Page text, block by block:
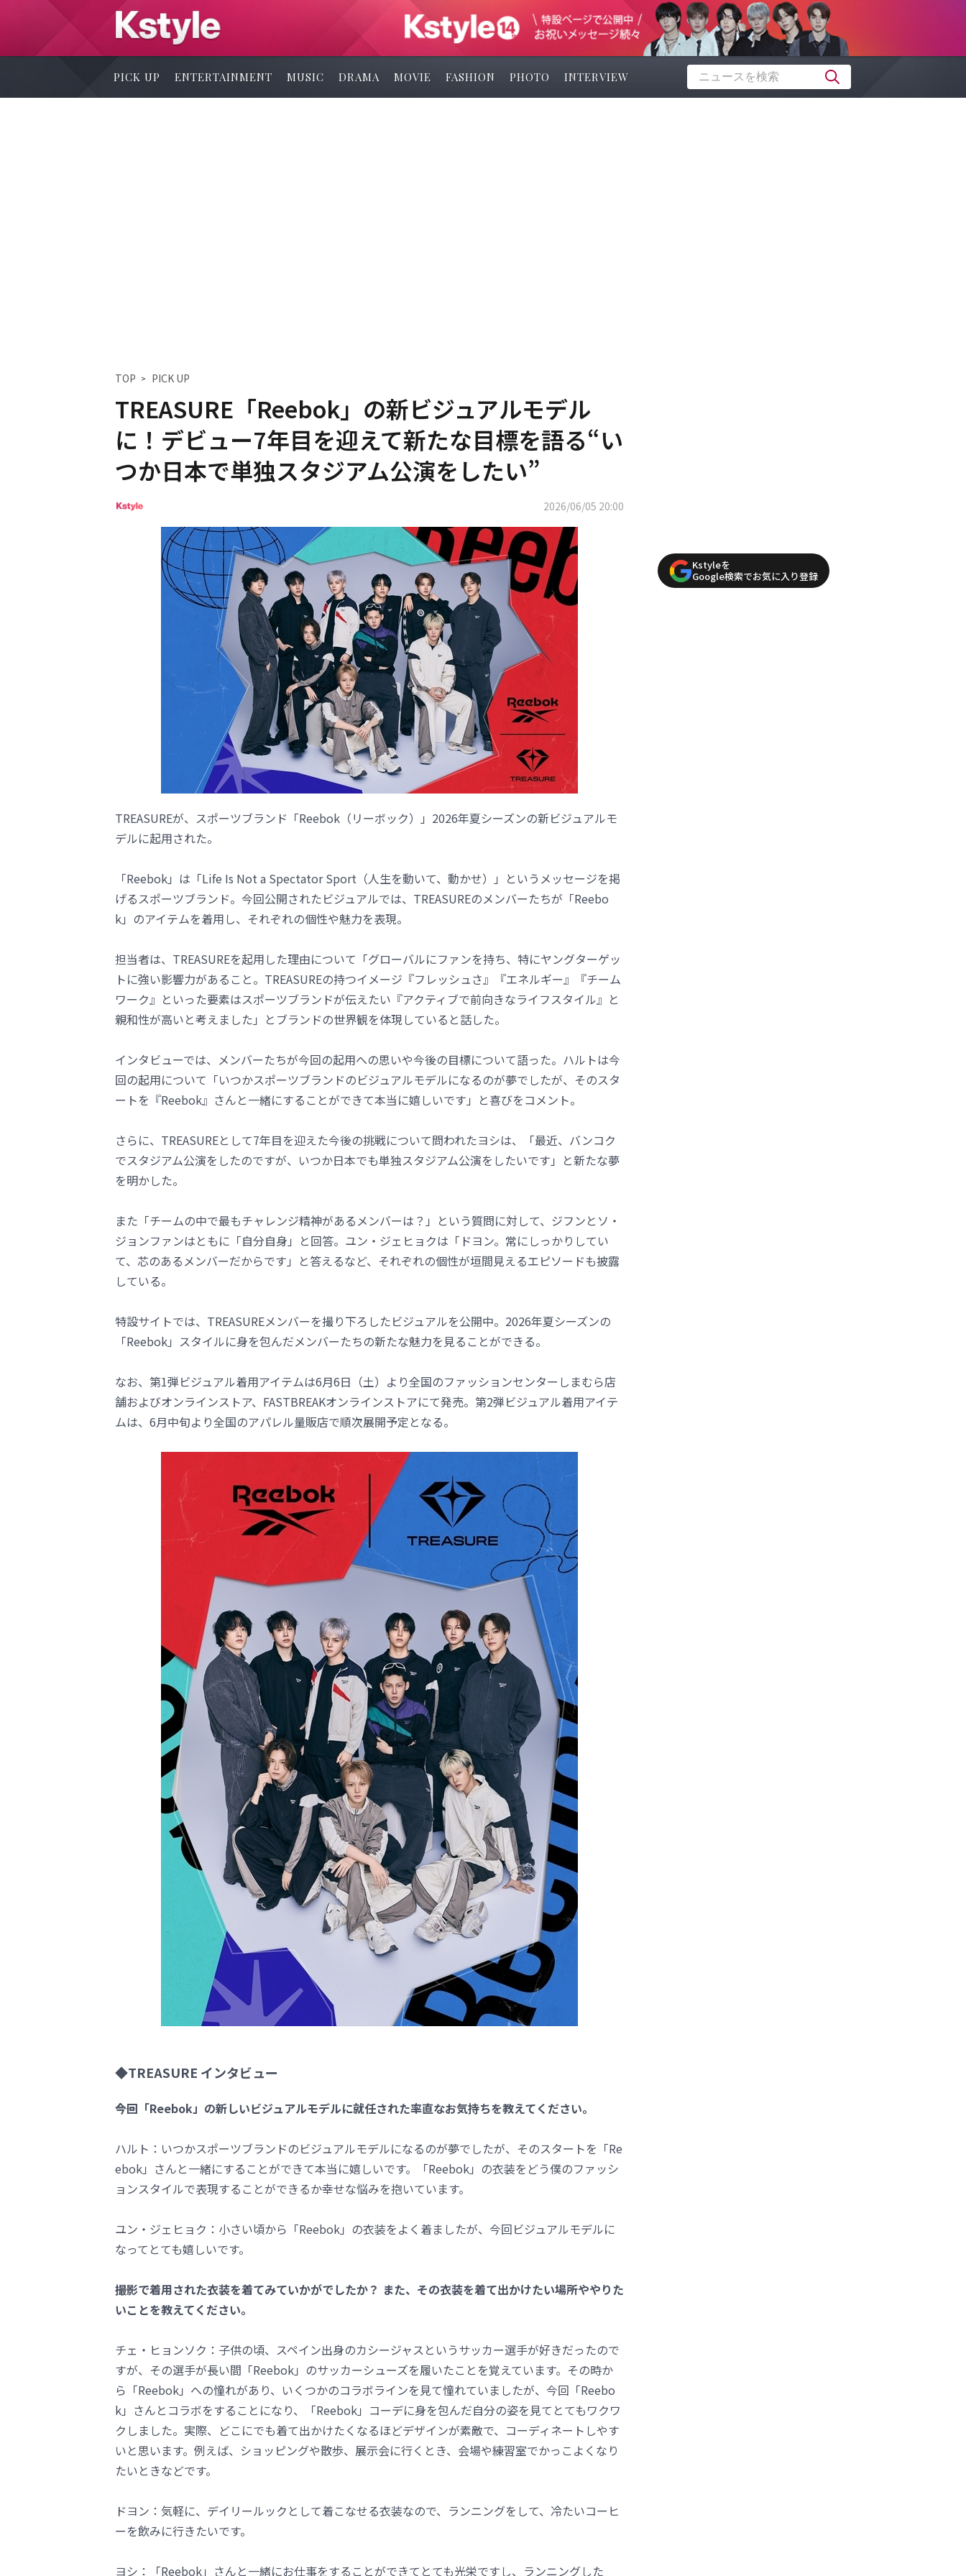
PICK UP ENTERTAINMENT MUSIC DRAMA MOVIE FASHION PHOTO INTERVIEW
TOP PICK UP
TREASURE「Reebok」の新ビジュアルモデル
に！デビュー7年目を迎えて新たな目標を語る“い
つか日本で単独スタジアム公演をしたい”
2026/06/05 20:00
TREASUREが、スポーツブランド「Reebok（リーボック）」2026年夏シーズンの新ビジュアルモ
デルに起用された。
「Reebok」は「Life Is Not a Spectator Sport（人生を動いて、動かせ）」というメッセージを掲
げるスポーツブランド。今回公開されたビジュアルでは、TREASUREのメンバーたちが「Reebo
k」のアイテムを着用し、それぞれの個性や魅力を表現。
担当者は、TREASUREを起用した理由について「グローバルにファンを持ち、特にヤングターゲッ
トに強い影響力があること。TREASUREの持つイメージ『フレッシュさ』『エネルギー』『チーム
ワーク』といった要素はスポーツブランドが伝えたい『アクティブで前向きなライフスタイル』と
親和性が高いと考えました」とブランドの世界観を体現していると話した。
インタビューでは、メンバーたちが今回の起用への思いや今後の目標について語った。ハルトは今
回の起用について「いつかスポーツブランドのビジュアルモデルになるのが夢でしたが、そのスタ
ートを『Reebok』さんと一緒にすることができて本当に嬉しいです」と喜びをコメント。
さらに、TREASUREとして7年目を迎えた今後の挑戦について問われたヨシは、「最近、バンコク
でスタジアム公演をしたのですが、いつか日本でも単独スタジアム公演をしたいです」と新たな夢
を明かした。
また「チームの中で最もチャレンジ精神があるメンバーは？」という質問に対して、ジフンとソ・
ジョンファンはともに「自分自身」と回答。ユン・ジェヒョクは「ドヨン。常にしっかりしてい
て、芯のあるメンバーだからです」と答えるなど、それぞれの個性が垣間見えるエピソードも披露
している。
特設サイトでは、TREASUREメンバーを撮り下ろしたビジュアルを公開中。2026年夏シーズンの
「Reebok」スタイルに身を包んだメンバーたちの新たな魅力を見ることができる。
なお、第1弾ビジュアル着用アイテムは6月6日（土）より全国のファッションセンターしまむら店
舗およびオンラインストア、FASTBREAKオンラインストアにて発売。第2弾ビジュアル着用アイテ
ムは、6月中旬より全国のアパレル量販店で順次展開予定となる。
◆TREASURE インタビュー
――今回「Reebok」の新しいビジュアルモデルに就任された率直なお気持ちを教えてください。
ハルト：いつかスポーツブランドのビジュアルモデルになるのが夢でしたが、そのスタートを「Re
ebok」さんと一緒にすることができて本当に嬉しいです。「Reebok」の衣装をどう僕のファッシ
ョンスタイルで表現することができるか幸せな悩みを抱いています。
ユン・ジェヒョク：小さい頃から「Reebok」の衣装をよく着ましたが、今回ビジュアルモデルに
なってとても嬉しいです。
――撮影で着用された衣装を着てみていかがでしたか？ また、その衣装を着て出かけたい場所ややりた
いことを教えてください。
チェ・ヒョンソク：子供の頃、スペイン出身のカシージャスというサッカー選手が好きだったので
すが、その選手が長い間「Reebok」のサッカーシューズを履いたことを覚えています。その時か
ら「Reebok」への憧れがあり、いくつかのコラボラインを見て憧れていましたが、今回「Reebo
k」さんとコラボをすることになり、「Reebok」コーデに身を包んだ自分の姿を見てとてもワクワ
クしました。実際、どこにでも着て出かけたくなるほどデザインが素敵で、コーディネートしやす
いと思います。例えば、ショッピングや散歩、展示会に行くとき、会場や練習室でかっこよくなり
たいときなどです。
ドヨン：気軽に、デイリールックとして着こなせる衣装なので、ランニングをして、冷たいコーヒ
ーを飲みに行きたいです。
ヨシ：「Reebok」さんと一緒にお仕事をすることができてとても光栄ですし、ランニングした
Kstyleを
Google検索でお気に入り登録